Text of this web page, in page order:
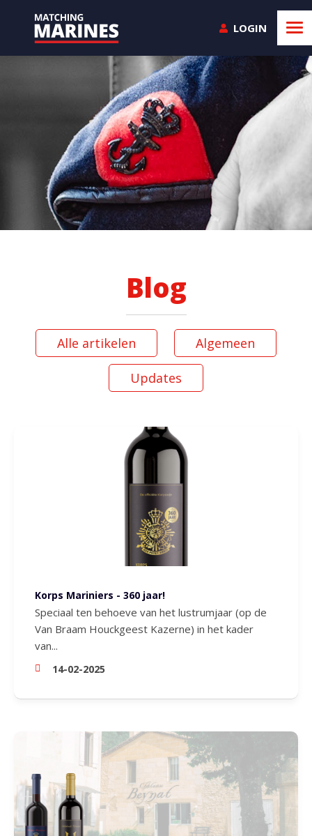
LOGIN
Blog
Alle artikelen Algemeen
Updates
Korps Mariniers - 360 jaar!
Speciaal ten behoeve van het lustrumjaar (op de
Van Braam Houckgeest Kazerne) in het kader
van...
14-02-2025